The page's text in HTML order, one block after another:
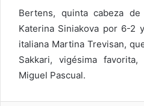
Bertens, quinta cabeza
Katerina Siniakova por 6-2
italiana Martina Trevisan,
Sakkari, vigésima
Miguel Pascual.